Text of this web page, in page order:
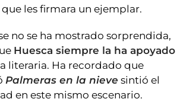
les firmara un ejemplar.
no se ha mostrado sorprendida,
Huesca siempre la ha apoyado
literaria. Ha recordado que
Palmeras en la nieve sintió el
en este mismo escenario.